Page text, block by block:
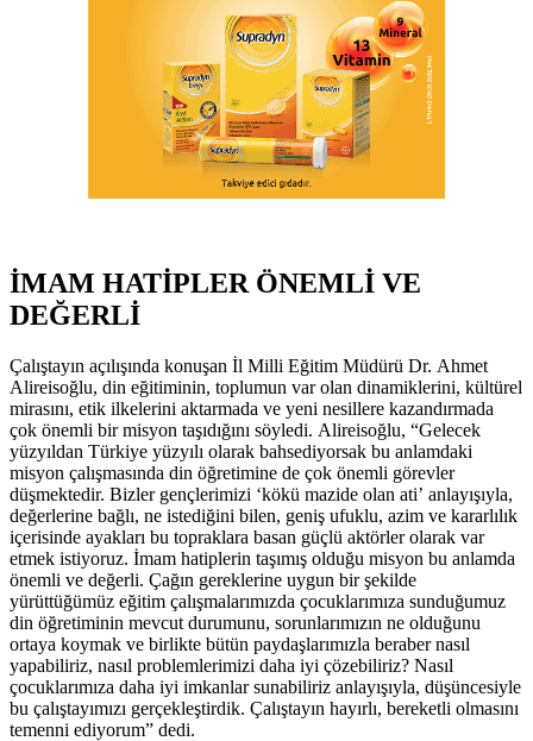
İMAM HATİPLER ÖNEMLİ VE
DEĞERLİ
Çalıştayın açılışında konuşan İl Milli Eğitim Müdürü Dr. Ahmet
Alireisoğlu, din eğitiminin, toplumun var olan dinamiklerini, kültürel
mirasını, etik ilkelerini aktarmada ve yeni nesillere kazandırmada
çok önemli bir misyon taşıdığını söyledi. Alireisoğlu, “Gelecek
yüzyıldan Türkiye yüzyılı olarak bahsediyorsak bu anlamdaki
misyon çalışmasında din öğretimine de çok önemli görevler
düşmektedir. Bizler gençlerimizi ‘kökü mazide olan ati’ anlayışıyla,
değerlerine bağlı, ne istediğini bilen, geniş ufuklu, azim ve kararlılık
içerisinde ayakları bu topraklara basan güçlü aktörler olarak var
etmek istiyoruz. İmam hatiplerin taşımış olduğu misyon bu anlamda
önemli ve değerli. Çağın gereklerine uygun bir şekilde
yürüttüğümüz eğitim çalışmalarımızda çocuklarımıza sunduğumuz
din öğretiminin mevcut durumunu, sorunlarımızın ne olduğunu
ortaya koymak ve birlikte bütün paydaşlarımızla beraber nasıl
yapabiliriz, nasıl problemlerimizi daha iyi çözebiliriz? Nasıl
çocuklarımıza daha iyi imkanlar sunabiliriz anlayışıyla, düşüncesiyle
bu çalıştayımızı gerçekleştirdik. Çalıştayın hayırlı, bereketli olmasını
temenni ediyorum” dedi.